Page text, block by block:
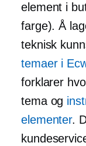
element i
farge). Å
teknisk
temaer i
forklarer
tema og
elementer.